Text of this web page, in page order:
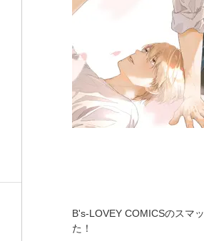
B's-LOVEY COMICSのスマ
た！